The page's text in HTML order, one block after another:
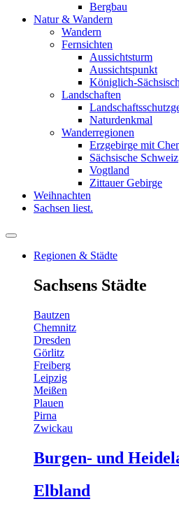
Bergbau
Natur & Wandern
Wandern
Fernsichten
Aussichtsturm
Aussichtspunkt
Königlich-
Landschaften
Naturdenkmal
Wanderregionen
Erzgebirge mit
Sächsische Schweiz
Vogtland
Zittauer Gebirge
Weihnachten
Sachsen liest.
Regionen & Städte
Sachsens Städte
Bautzen
Chemnitz
Dresden
Görlitz
Freiberg
Leipzig
Meißen
Plauen
Pirna
Zwickau
Burgen- und
Elbland